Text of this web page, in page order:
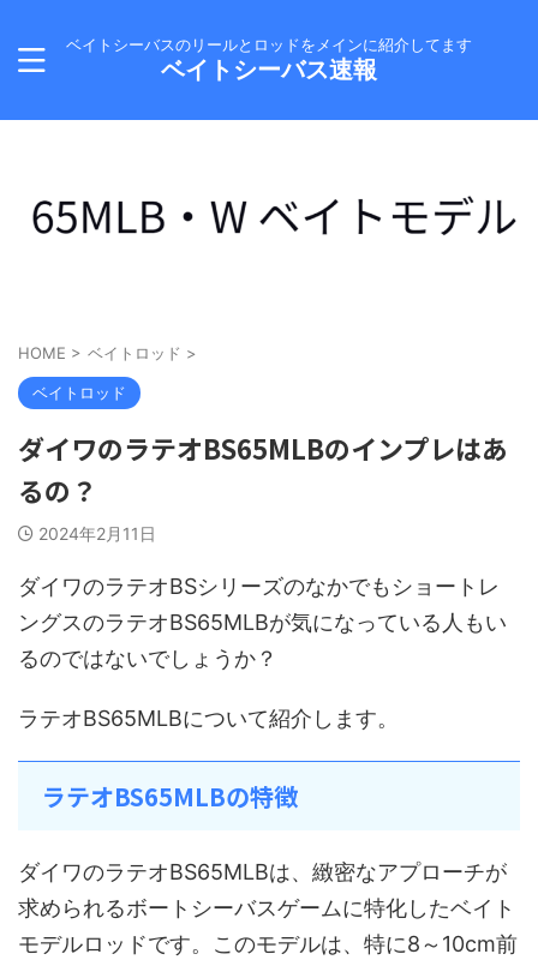
ベイトシーバスのリールとロッドをメインに紹介してます
ベイトシーバス速報
HOME > ベイトロッド >
ベイトロッド
ダイワのラテオBS65MLBのインプレはあ
るの？
2024年2月11日
ダイワのラテオBSシリーズのなかでもショートレ
ングスのラテオBS65MLBが気になっている人もい
るのではないでしょうか？
ラテオBS65MLBについて紹介します。
ラテオBS65MLBの特徴
ダイワのラテオBS65MLBは、緻密なアプローチが
求められるボートシーバスゲームに特化したベイト
モデルロッドです。このモデルは、特に8～10cm前